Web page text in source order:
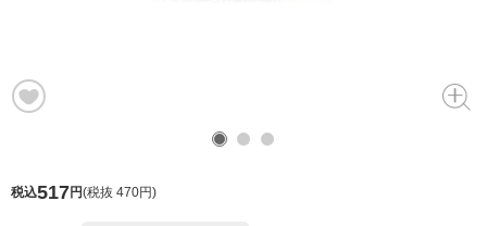
税込517円(税抜 470円)